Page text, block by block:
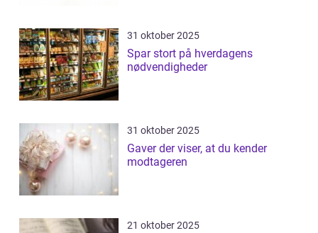
31 oktober 2025
Spar stort på hverdagens
nødvendigheder
31 oktober 2025
Gaver der viser, at du kender
modtageren
21 oktober 2025